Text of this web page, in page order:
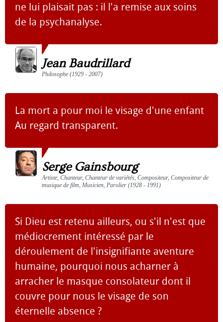
ne lui plaisait pas : il l'a remise aux soins
de la psychanalyse.
Jean Baudrillard
Philosophe (1929 - 2007)
La mort a pour moi le visage d'une enfant
Au regard transparent.
Serge Gainsbourg
Artiste, Chanteur, Chanteur de variétés, Compositeur, Compositeur de
musique de film, Musicien, Parolier (1928 - 1991)
Si Dieu est retenu ailleurs, ou s'il n'est que
médiocrement intéressé par le
déroulement de l'insignifiante aventure
humaine, pourquoi nous acharner à
arracher le masque consolateur dont il
couvre pour nous le visage de son
éternelle absence ?